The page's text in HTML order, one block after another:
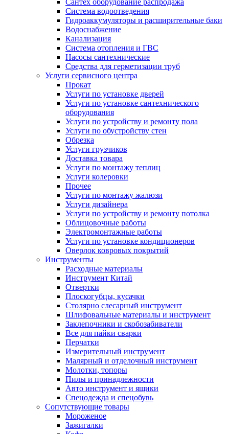
Система водоотведения
Гидроаккумуляторы и расширительные баки
Водоснабжение
Канализация
Система отопления и ГВС
Насосы сантехнические
Средства для герметизации труб
Услуги сервисного центра
Прокат
Услуги по установке дверей
Услуги по установке сантехнического
оборудования
Услуги по устройству и ремонту пола
Услуги по обустройству стен
Обрезка
Услуги грузчиков
Доставка товара
Услуги по монтажу теплиц
Услуги колеровки
Прочее
Услуги по монтажу жалюзи
Услуги дизайнера
Услуги по устройству и ремонту потолка
Облицовочные работы
Электромонтажные работы
Услуги по установке кондиционеров
Оверлок ковровых покрытий
Инструменты
Расходные материалы
Инструмент Китай
Отвертки
Плоскогубцы, кусачки
Столярно слесарный инструмент
Шлифовальные материалы и инструмент
Заклепочники и скобозабиватели
Все для пайки сварки
Перчатки
Измерительный инструмент
Малярный и отделочный инструмент
Молотки, топоры
Пилы и принадлежности
Авто инструмент и ящики
Спецодежда и спецобувь
Сопутствующие товары
Мороженое
Зажигалки